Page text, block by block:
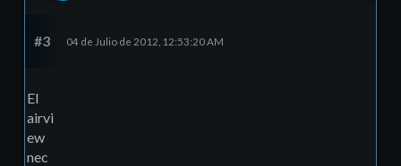
#3 04 de Julio de 2012, 12:53:20 AM
El
airvi
ew
nec